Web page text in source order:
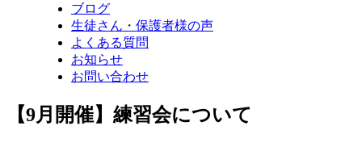
ブログ
生徒さん・保護者様の声
よくある質問
お知らせ
お問い合わせ
【9月開催】練習会について